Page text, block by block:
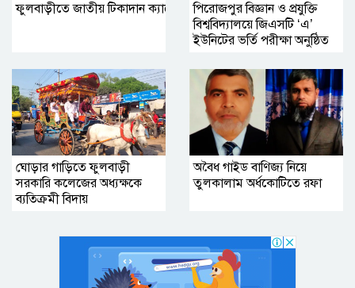
ফুলবাড়ীতে জাতীয় টিকাদান ক্যাম্পেইন উপলক্ষে প্রশিক্ষণ সভা অনুষ্ঠিত
পিরোজপুর বিজ্ঞান ও প্রযুক্তি
বিশ্ববিদ্যালয়ে জিএসটি ‘এ’
ইউনিটের ভর্তি পরীক্ষা অনুষ্ঠিত
ঘোড়ার গাড়িতে ফুলবাড়ী
সরকারি কলেজের অধ্যক্ষকে
ব্যতিক্রমী বিদায়
অবৈধ গাইড বাণিজ্য নিয়ে
তুলকালাম অর্ধকোটিতে রফা